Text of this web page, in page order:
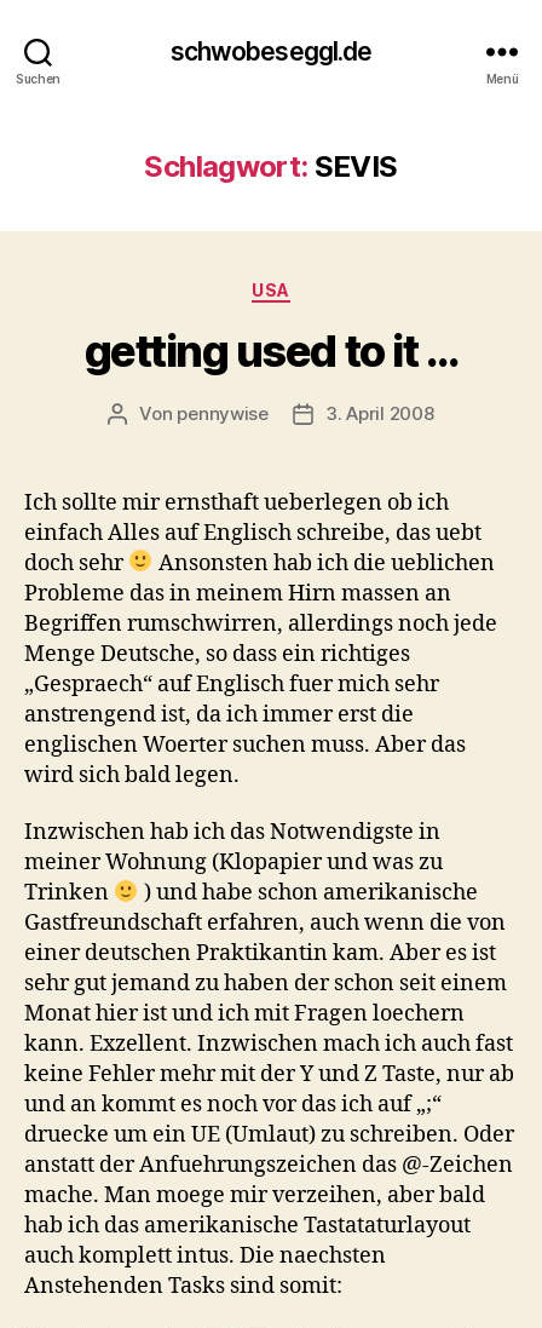
Suchen
schwobeseggl.de
Menü
Schlagwort: SEVIS
Kategorien
USA
getting used to it …
Beitragsautor
Von pennywise Veröffentlichungsdatum
3. April 2008
Ich sollte mir ernsthaft ueberlegen ob ich
einfach Alles auf Englisch schreibe, das uebt
doch sehr
Ansonsten hab ich die ueblichen
Probleme das in meinem Hirn massen an
Begriffen rumschwirren, allerdings noch jede
Menge Deutsche, so dass ein richtiges
„Gespraech“ auf Englisch fuer mich sehr
anstrengend ist, da ich immer erst die
englischen Woerter suchen muss. Aber das
wird sich bald legen.
Inzwischen hab ich das Notwendigste in
meiner Wohnung (Klopapier und was zu
Trinken
) und habe schon amerikanische
Gastfreundschaft erfahren, auch wenn die von
einer deutschen Praktikantin kam. Aber es ist
sehr gut jemand zu haben der schon seit einem
Monat hier ist und ich mit Fragen loechern
kann. Exzellent. Inzwischen mach ich auch fast
keine Fehler mehr mit der Y und Z Taste, nur ab
und an kommt es noch vor das ich auf „;“
druecke um ein UE (Umlaut) zu schreiben. Oder
anstatt der Anfuehrungszeichen das @-Zeichen
mache. Man moege mir verzeihen, aber bald
hab ich das amerikanische Tastataturlayout
auch komplett intus. Die naechsten
Anstehenden Tasks sind somit: